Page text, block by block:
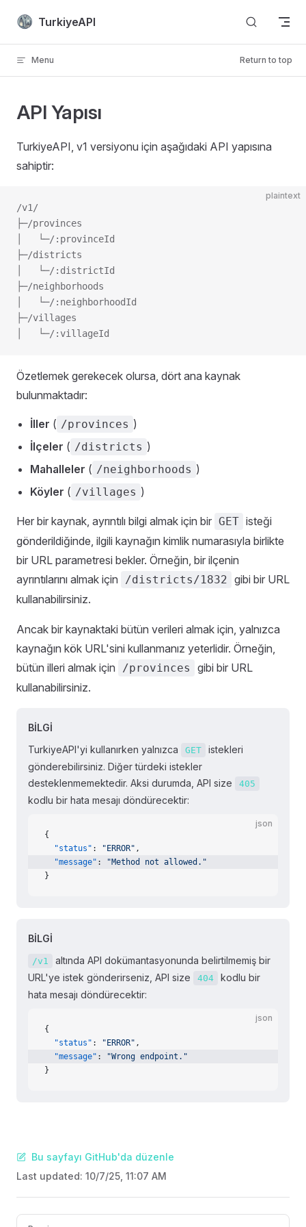
Skip to content
TurkiyeAPI
Menu Return to top
API Yapısı
TurkiyeAPI, v1 versiyonu için aşağıdaki API yapısına
sahiptir:
plaintext
/v1/
├─/provinces
│   └─/:provinceId
├─/districts
│   └─/:districtId
├─/neighborhoods
│   └─/:neighborhoodId
├─/villages
│   └─/:villageId
Özetlemek gerekecek olursa, dört ana kaynak
bulunmaktadır:
İller ( /provinces )
İlçeler ( /districts )
Mahalleler ( /neighborhoods )
Köyler ( /villages )
Her bir kaynak, ayrıntılı bilgi almak için bir GET isteği
gönderildiğinde, ilgili kaynağın kimlik numarasıyla birlikte
bir URL parametresi bekler. Örneğin, bir ilçenin
ayrıntılarını almak için
/districts/1832 gibi bir URL
kullanabilirsiniz.
Ancak bir kaynaktaki bütün verileri almak için, yalnızca
kaynağın kök URL'sini kullanmanız yeterlidir. Örneğin,
bütün illeri almak için
/provinces
gibi bir URL
kullanabilirsiniz.
BİLGİ
TurkiyeAPI'yi kullanırken yalnızca
GET
istekleri
gönderebilirsiniz. Diğer türdeki istekler
desteklenmemektedir. Aksi durumda, API size
405
kodlu bir hata mesajı döndürecektir:
json
{
  "status"
: "ERROR" ,
  "message"
:
"Method not allowed."
}
BİLGİ
/v1
altında API dokümantasyonunda belirtilmemiş bir
URL'ye istek gönderirseniz, API size
404
kodlu bir
hata mesajı döndürecektir:
json
{
  "status"
: "ERROR" ,
  "message"
:
"Wrong endpoint."
}
Bu sayfayı GitHub'da düzenle
Last updated: 10/7/25, 11:07 AM
Pager